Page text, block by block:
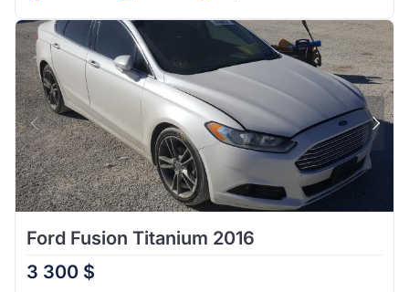
Ford Fusion Titanium 2016
3 300 $